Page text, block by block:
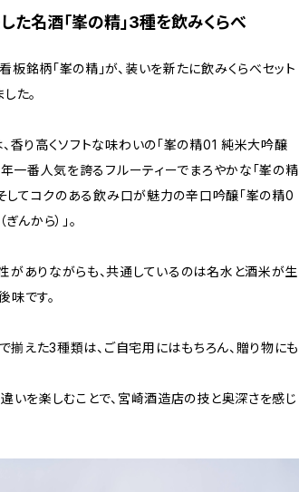
た名酒「峯の精」3種を飲みくらべ
板銘柄「峯の精」が、装いを新たに飲みくらべセット
た。
、香り高くソフトな味わいの「峯の精01 純米大吟醸
長年一番人気を誇るフルーティーでまろやかな「峯の精
してコクのある飲み口が魅力の辛口吟醸「峯の精0
んから）」。
がありながらも、共通しているのは名水と酒米が生
味です。
えた3種類は、ご自宅用にはもちろん、贈り物にも
違いを楽しむことで、宮崎酒造店の技と奥深さを感じ